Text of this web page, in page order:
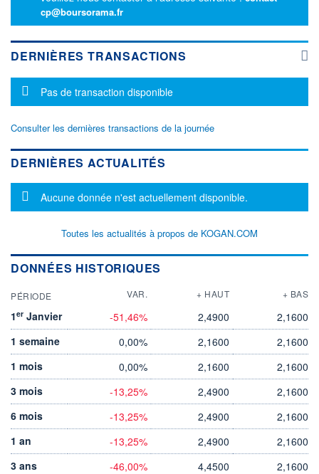
cp@boursorama.fr
DERNIÈRES TRANSACTIONS
Message d'information
Pas de transaction disponible
Consulter les dernières transactions de la journée
DERNIÈRES ACTUALITÉS
Message d'information
Aucune donnée n'est actuellement disponible.
Toutes les actualités à propos de KOGAN.COM
DONNÉES HISTORIQUES
PÉRIODE VAR. + HAUT + BAS
1er Janvier -51,46% 2,4900
2,1600
1 semaine
0,00% 2,1600
2,1600
1 mois
0,00% 2,1600
2,1600
3 mois
-13,25% 2,4900
2,1600
6 mois
-13,25% 2,4900
2,1600
1 an
-13,25% 2,4900
2,1600
3 ans
-46,00% 4,4500
2,1600